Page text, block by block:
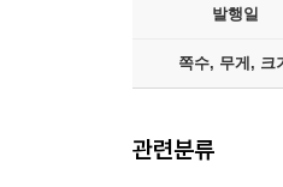
발행일
쪽수, 무게, 크
관련분류